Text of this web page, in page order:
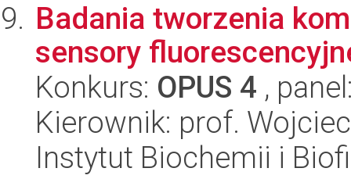
Badania tworzenia
sensory
Konkurs: OPUS 4 ,
Kierownik: prof.
Instytut Biochemii i